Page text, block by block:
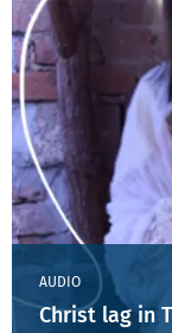
AUDIO
Christ lag in